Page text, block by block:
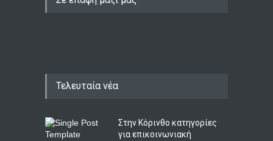
Τελευταία νέα
Στην Κόρινθο κατηγορίες
για επικοινωνιακή